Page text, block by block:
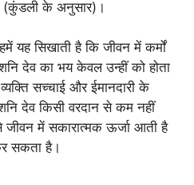
(कुंडली के अनुसार)।
यह सिखाती है कि जीवन में कर्मों
देव का भय केवल उन्हीं को होता
सच्चाई और ईमानदारी के
देव किसी वरदान से कम नहीं
में सकारात्मक ऊर्जा आती है
सकता है।